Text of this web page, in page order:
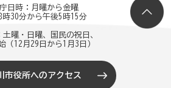
日時：月曜から金曜
時30分から午後5時15分
土曜・日曜、国民の祝日、
（12月29日から1月3日）
市役所へのアクセス